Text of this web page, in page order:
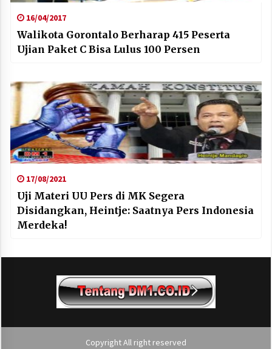
16/04/2017
Walikota Gorontalo Berharap 415 Peserta
Ujian Paket C Bisa Lulus 100 Persen
17/08/2021
Uji Materi UU Pers di MK Segera
Disidangkan, Heintje: Saatnya Pers Indonesia
Merdeka!
Copyright All right reserved